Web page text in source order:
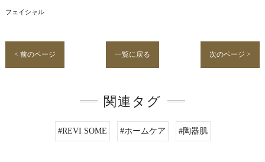
フェイシャル
< 前のページ 一覧に戻る 次のページ >
関連タグ
#REVI SOME #ホームケア #陶器肌